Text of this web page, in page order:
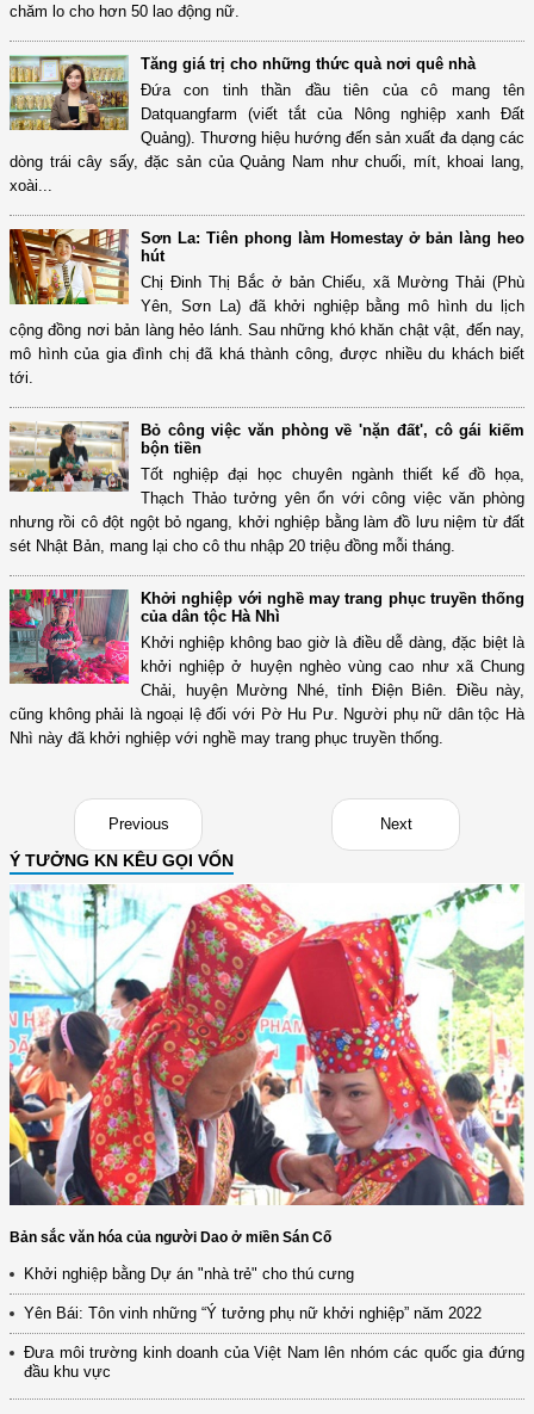
chăm lo cho hơn 50 lao động nữ.
Tăng giá trị cho những thức quà nơi quê nhà
Đứa con tinh thần đầu tiên của cô mang tên
Datquangfarm (viết tắt của Nông nghiệp xanh Đất
Quảng). Thương hiệu hướng đến sản xuất đa dạng các
dòng trái cây sấy, đặc sản của Quảng Nam như chuối, mít, khoai lang,
xoài...
Sơn La: Tiên phong làm Homestay ở bản làng heo
hút
Chị Đinh Thị Bắc ở bản Chiếu, xã Mường Thải (Phù
Yên, Sơn La) đã khởi nghiệp bằng mô hình du lịch
cộng đồng nơi bản làng hẻo lánh. Sau những khó khăn chật vật, đến nay,
mô hình của gia đình chị đã khá thành công, được nhiều du khách biết
tới.
Bỏ công việc văn phòng về 'nặn đất', cô gái kiếm
bộn tiền
Tốt nghiệp đại học chuyên ngành thiết kế đồ họa,
Thạch Thảo tưởng yên ổn với công việc văn phòng
nhưng rồi cô đột ngột bỏ ngang, khởi nghiệp bằng làm đồ lưu niệm từ đất
sét Nhật Bản, mang lại cho cô thu nhập 20 triệu đồng mỗi tháng.
Khởi nghiệp với nghề may trang phục truyền thống
của dân tộc Hà Nhì
Khởi nghiệp không bao giờ là điều dễ dàng, đặc biệt là
khởi nghiệp ở huyện nghèo vùng cao như xã Chung
Chải, huyện Mường Nhé, tỉnh Điện Biên. Điều này,
cũng không phải là ngoại lệ đối với Pờ Hu Pư. Người phụ nữ dân tộc Hà
Nhì này đã khởi nghiệp với nghề may trang phục truyền thống.
Previous Next
Ý TƯỞNG KN KÊU GỌI VỐN
Bản sắc văn hóa của người Dao ở miền Sán Cố
Khởi nghiệp bằng Dự án "nhà trẻ" cho thú cưng
Yên Bái: Tôn vinh những “Ý tưởng phụ nữ khởi nghiệp” năm 2022
Đưa môi trường kinh doanh của Việt Nam lên nhóm các quốc gia đứng
đầu khu vực